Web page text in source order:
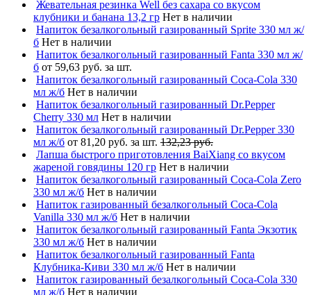
Жевательная резинка Well без сахара со вкусом
клубники и банана 13,2 гр Нет в наличии
Напиток безалкогольный газированный Sprite 330 мл ж/
б Нет в наличии
Напиток безалкогольный газированный Fanta 330 мл ж/
б от 59,63 руб. за шт.
Напиток безалкогольный газированный Coca-Cola 330
мл ж/б Нет в наличии
Напиток безалкогольный газированный Dr.Pepper
Cherry 330 мл Нет в наличии
Напиток безалкогольный газированный Dr.Pepper 330
мл ж/б от 81,20 руб. за шт. 132,23 руб.
Лапша быстрого приготовления BaiXiang со вкусом
жареной говядины 120 гр Нет в наличии
Напиток безалкогольный газированный Coca-Cola Zero
330 мл ж/б Нет в наличии
Напиток газированный безалкогольный Coca-Cola
Vanilla 330 мл ж/б Нет в наличии
Напиток безалкогольный газированный Fanta Экзотик
330 мл ж/б Нет в наличии
Напиток безалкогольный газированный Fanta
Клубника-Киви 330 мл ж/б Нет в наличии
Напиток газированный безалкогольный Coca-Cola 330
мл ж/б Нет в наличии